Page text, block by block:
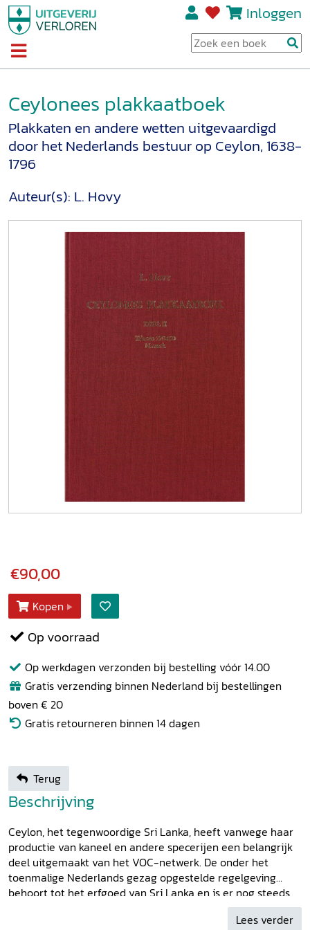
Inloggen
Ceylonees plakkaatboek
Plakkaten en andere wetten uitgevaardigd
door het Nederlands bestuur op Ceylon, 1638-
1796
Auteur(s): L. Hovy
€90,00
Kopen
Op voorraad
Op werkdagen verzonden bij bestelling vóór 14.00
Gratis verzending binnen Nederland bij bestellingen
boven € 20
Gratis retourneren binnen 14 dagen
Terug
Beschrijving
Ceylon, het tegenwoordige Sri Lanka, heeft vanwege haar
productie van kaneel en andere specerijen een belangrijk
deel uitgemaakt van het VOC-netwerk. De onder het
toenmalige Nederlands gezag opgestelde regelgeving
behoort tot het erfgoed van Sri Lanka en is er nog steeds
Ceylonees Plakkaatboekzijn de
Lees verder